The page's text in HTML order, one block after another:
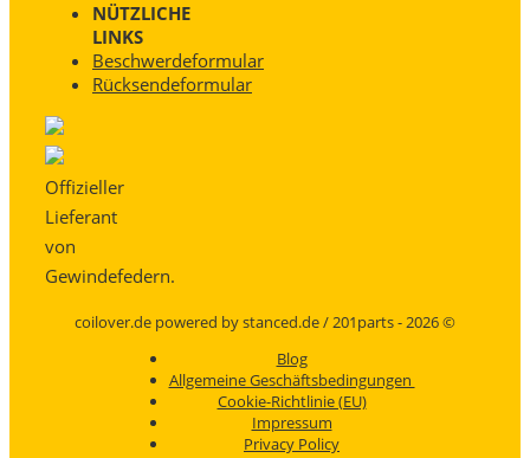
NÜTZLICHE
LINKS
Beschwerdeformular
Rücksendeformular
Offizieller
Lieferant
von
Gewindefedern.
coilover.de powered by stanced.de / 201parts - 2026 ©
Blog
Allgemeine Geschäftsbedingungen
Cookie-Richtlinie (EU)
Impressum
Privacy Policy